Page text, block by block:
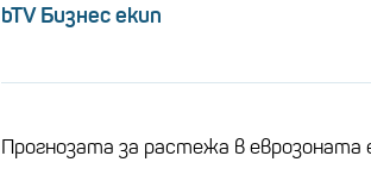
bTV Бизнес екип
Прогнозата за растежа в еврозоната